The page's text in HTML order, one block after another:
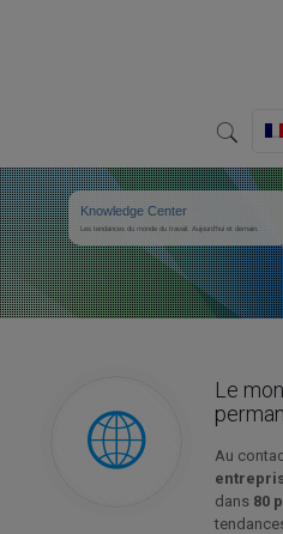
Knowledge Center
Les tendances du monde du travail. Aujourd’hui et demain.
Le
Au
dans 80